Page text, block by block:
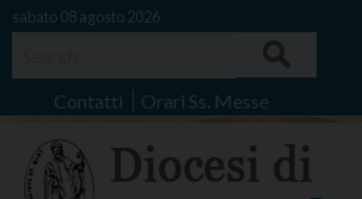
Skip
sabato 08 agosto 2026
Contatti Orari Ss. Messe